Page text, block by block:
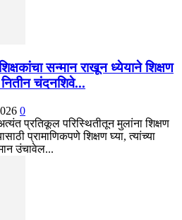
सन्मान राखून ध्येयाने शिक्षण
चंदनशिवे...
0
प्रतिकूल परिस्थितीतून मुलांना शिक्षण
प्रामाणिकपणे शिक्षण घ्या, त्यांच्या
उंचावेल...